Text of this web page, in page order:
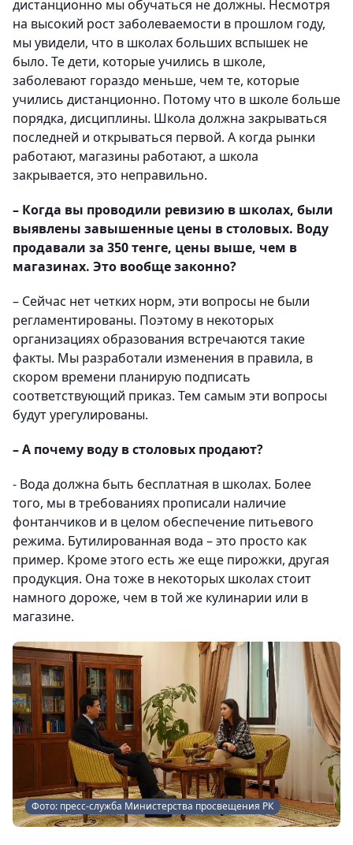
дистанционно мы обучаться не должны. Несмотря
на высокий рост заболеваемости в прошлом году,
мы увидели, что в школах больших вспышек не
было. Те дети, которые учились в школе,
заболевают гораздо меньше, чем те, которые
учились дистанционно. Потому что в школе больше
порядка, дисциплины. Школа должна закрываться
последней и открываться первой. А когда рынки
работают, магазины работают, а школа
закрывается, это неправильно.
– Когда вы проводили ревизию в школах, были
выявлены завышенные цены в столовых. Воду
продавали за 350 тенге, цены выше, чем в
магазинах. Это вообще законно?
– Сейчас нет четких норм, эти вопросы не были
регламентированы. Поэтому в некоторых
организациях образования встречаются такие
факты. Мы разработали изменения в правила, в
скором времени планирую подписать
соответствующий приказ. Тем самым эти вопросы
будут урегулированы.
– А почему воду в столовых продают?
- Вода должна быть бесплатная в школах. Более
того, мы в требованиях прописали наличие
фонтанчиков и в целом обеспечение питьевого
режима. Бутилированная вода – это просто как
пример. Кроме этого есть же еще пирожки, другая
продукция. Она тоже в некоторых школах стоит
намного дороже, чем в той же кулинарии или в
магазине.
Фото: пресс-служба Министерства просвещения РК